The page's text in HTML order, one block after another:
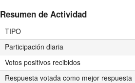
Resumen de Actividad
TIPO
Participación diaria
Votos positivos recibidos
Respuesta votada como mejor respuesta